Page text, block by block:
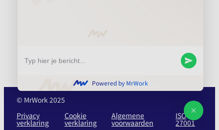
© MrWork 2025
Privacy
verklaring
Cookie
verklaring
Algemene
voorwaarden
ISO
27001